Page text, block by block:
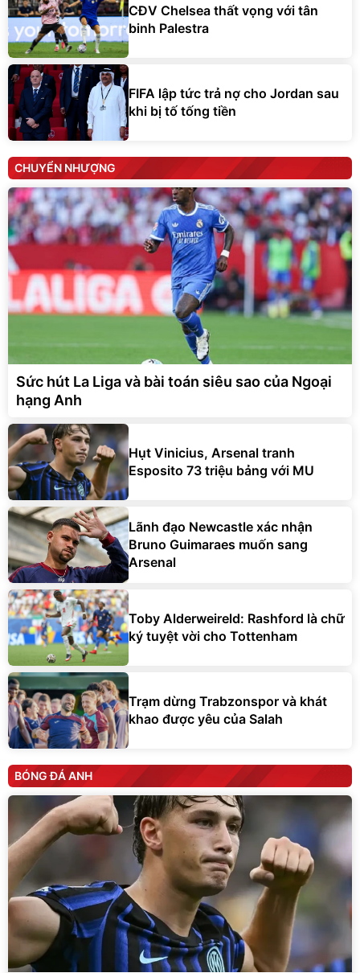
CĐV Chelsea thất vọng với tân
binh Palestra
FIFA lập tức trả nợ cho Jordan sau
khi bị tố tống tiền
CHUYỂN NHƯỢNG
Sức hút La Liga và bài toán siêu sao của Ngoại
hạng Anh
Hụt Vinicius, Arsenal tranh
Esposito 73 triệu bảng với MU
Lãnh đạo Newcastle xác nhận
Bruno Guimaraes muốn sang
Arsenal
Toby Alderweireld: Rashford là chữ
ký tuyệt vời cho Tottenham
Trạm dừng Trabzonspor và khát
khao được yêu của Salah
BÓNG ĐÁ ANH